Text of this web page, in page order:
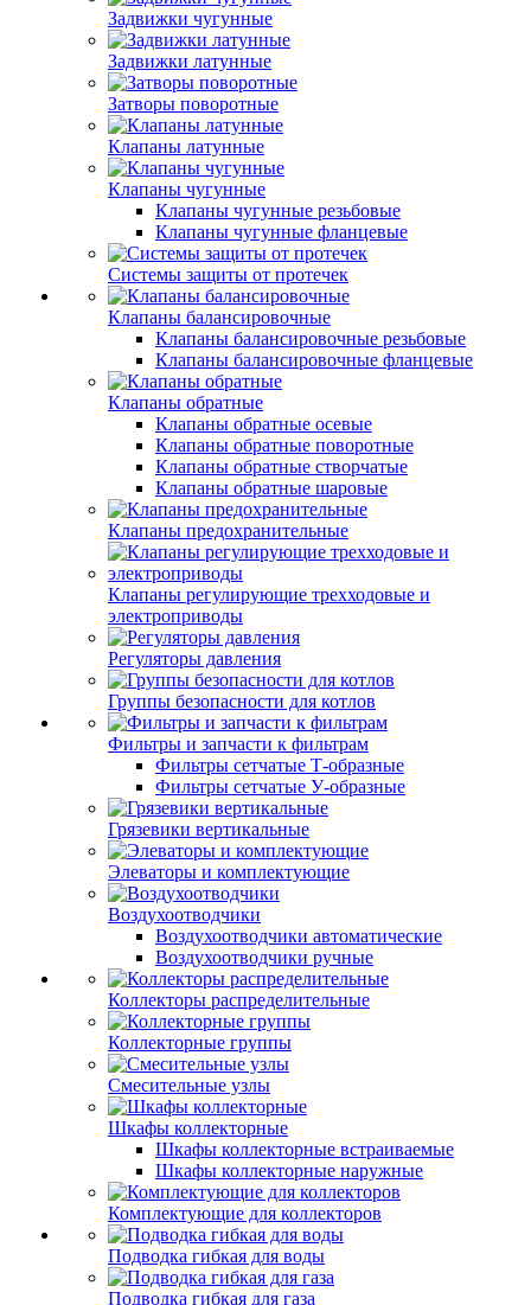
Задвижки чугунные
Задвижки латунные
Затворы поворотные
Клапаны латунные
Клапаны чугунные
Клапаны чугунные резьбовые
Клапаны чугунные фланцевые
Системы защиты от протечек
Клапаны балансировочные
Клапаны балансировочные резьбовые
Клапаны балансировочные фланцевые
Клапаны обратные
Клапаны обратные осевые
Клапаны обратные поворотные
Клапаны обратные створчатые
Клапаны обратные шаровые
Клапаны предохранительные
Клапаны регулирующие трехходовые и
электроприводы
Регуляторы давления
Группы безопасности для котлов
Фильтры и запчасти к фильтрам
Фильтры сетчатые Т-образные
Фильтры сетчатые У-образные
Грязевики вертикальные
Элеваторы и комплектующие
Воздухоотводчики
Воздухоотводчики автоматические
Воздухоотводчики ручные
Коллекторы распределительные
Коллекторные группы
Смесительные узлы
Шкафы коллекторные
Шкафы коллекторные встраиваемые
Шкафы коллекторные наружные
Комплектующие для коллекторов
Подводка гибкая для воды
Подводка гибкая для газа